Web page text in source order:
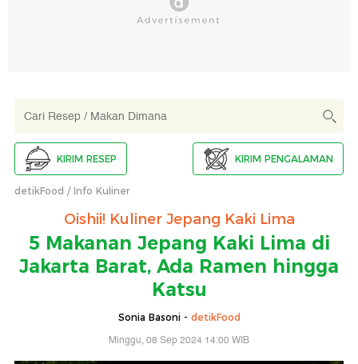
KIRIM RESEP KIRIM PENGALAMAN
detikFood Info Kuliner
Oishii! Kuliner Jepang Kaki Lima
5 Makanan Jepang Kaki Lima di
Jakarta Barat, Ada Ramen hingga
Katsu
Sonia Basoni - detikFood
Minggu, 08 Sep 2024 14:00 WIB